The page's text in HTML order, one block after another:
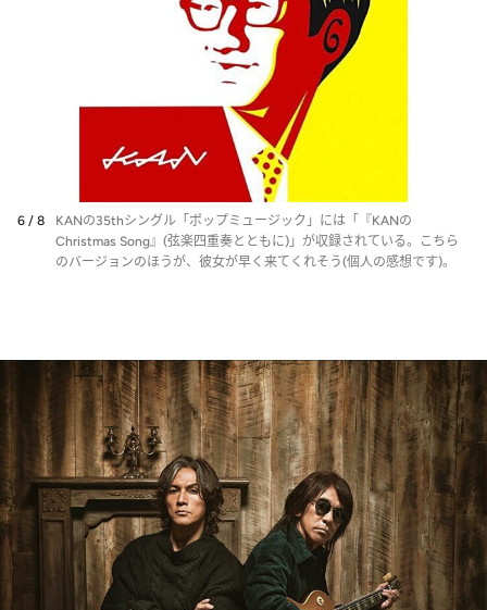
6 / 8
KANの35thシングル「ポップミュージック」には「『KANの
Christmas Song』(弦楽四重奏とともに)」が収録されている。こちら
のバージョンのほうが、彼女が早く来てくれそう(個人の感想です)。